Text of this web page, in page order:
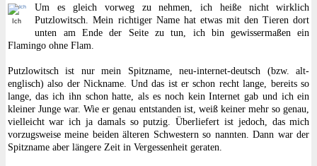
Ich
Um es gleich vorweg zu nehmen, ich heiße nicht wirklich
Putzlowitsch. Mein richtiger Name hat etwas mit den Tieren dort
unten am Ende der Seite zu tun, ich bin gewissermaßen ein
Flamingo ohne Flam.
Putzlowitsch ist nur mein Spitzname, neu-internet-deutsch (bzw. alt-
englisch) also der Nickname. Und das ist er schon recht lange, bereits so
lange, das ich ihn schon hatte, als es noch kein Internet gab und ich ein
kleiner Junge war. Wie er genau entstanden ist, weiß keiner mehr so genau,
vielleicht war ich ja damals so putzig. Überliefert ist jedoch, das mich
vorzugsweise meine beiden älteren Schwestern so nannten. Dann war der
Spitzname aber längere Zeit in Vergessenheit geraten.